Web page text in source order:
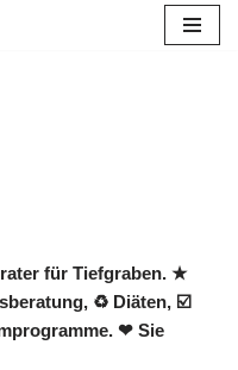
für Tiefgraben. ★
♻ Diäten, ☑️
❤ Sie